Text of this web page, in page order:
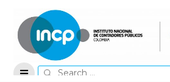
content
Search
for: